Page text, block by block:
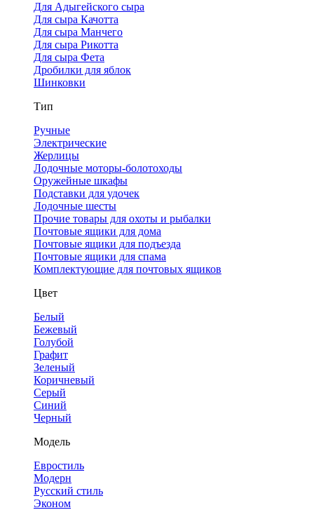
Для Адыгейского сыра
Для сыра Качотта
Для сыра Манчего
Для сыра Рикотта
Для сыра Фета
Дробилки для яблок
Шинковки
Тип
Ручные
Электрические
Жерлицы
Лодочные моторы-болотоходы
Оружейные шкафы
Подставки для удочек
Лодочные шесты
Прочие товары для охоты и рыбалки
Почтовые ящики для дома
Почтовые ящики для подъезда
Почтовые ящики для спама
Комплектующие для почтовых ящиков
Цвет
Белый
Бежевый
Голубой
Графит
Зеленый
Коричневый
Серый
Синий
Черный
Модель
Евростиль
Модерн
Русский стиль
Эконом